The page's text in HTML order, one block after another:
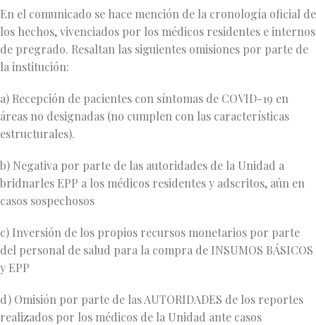
En el comunicado se hace mención de la cronología oficial de
los hechos, vivenciados por los médicos residentes e internos
de pregrado. Resaltan las siguientes omisiones por parte de
la institución:
a) Recepción de pacientes con síntomas de COVID-19 en
áreas no designadas (no cumplen con las características
estructurales).
b) Negativa por parte de las autoridades de la Unidad a
bridnarles EPP a los médicos residentes y adscritos, aún en
casos sospechosos
c) Inversión de los propios recursos monetarios por parte
del personal de salud para la compra de INSUMOS BÁSICOS
y EPP
d) Omisión por parte de las AUTORIDADES de los reportes
realizados por los médicos de la Unidad ante casos